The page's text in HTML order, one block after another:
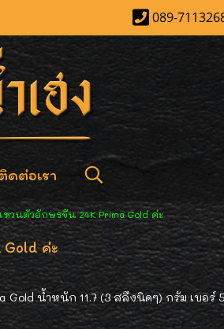
089-
ดต่อเรา
หวนตัวอักษรจีน 24K Prima Gold ค่ะ
ค่ะ
น้ำหนัก 11.7 (3 สลึงนิดๆ) กรัม เบอร์